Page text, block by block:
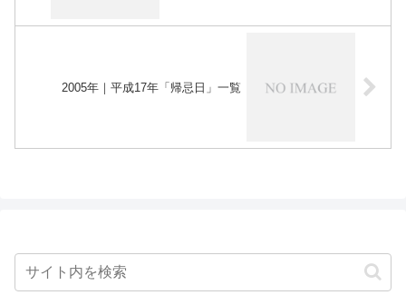
2005年｜平成17年「帰忌日」一覧